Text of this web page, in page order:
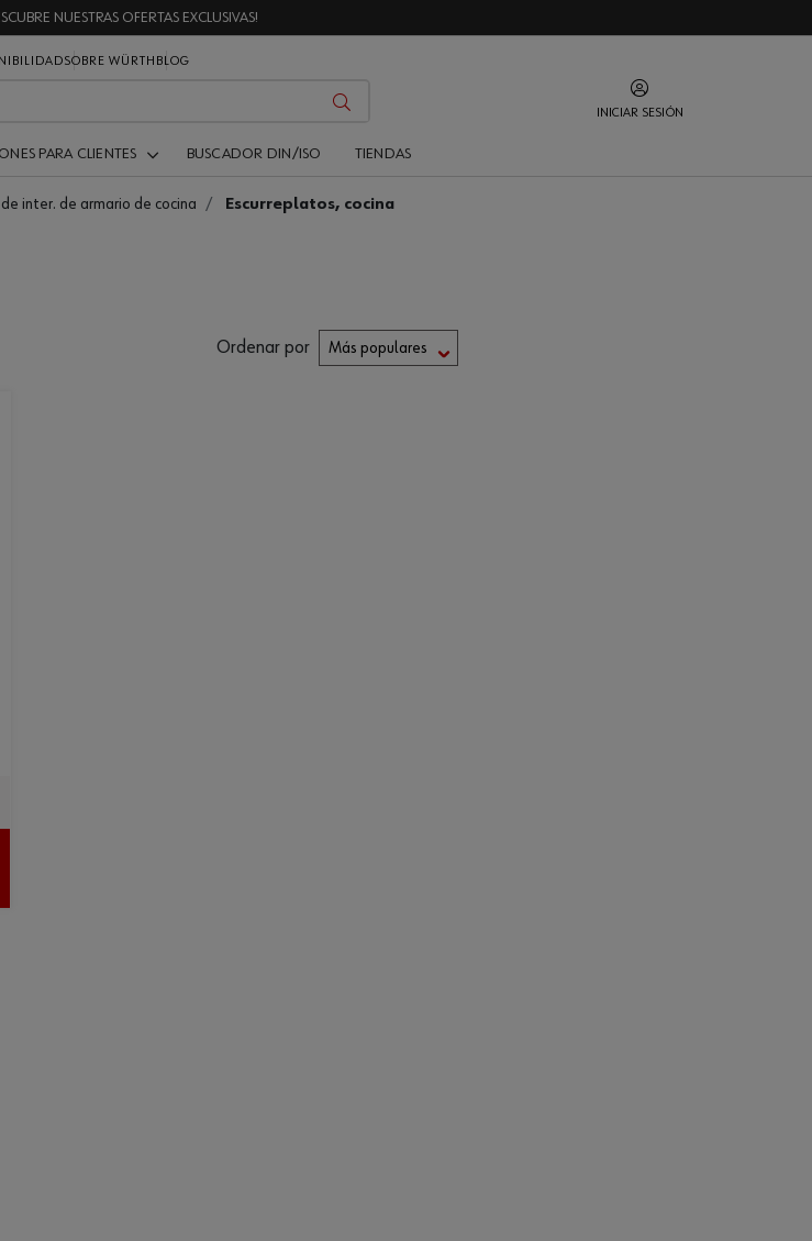
NUESTRAS OFERTAS EXCLUSIVAS!
SOBRE WÜRTH BLOG
INICIAR SESIÓN
PARA CLIENTES BUSCADOR DIN/ISO TIENDAS
de inter. de armario de cocina Escurreplatos, cocina
Ordenar por